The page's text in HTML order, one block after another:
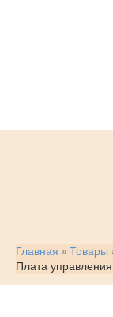
Главная
Товары
Плата